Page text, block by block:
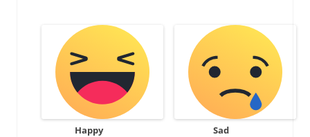
Happy Sad